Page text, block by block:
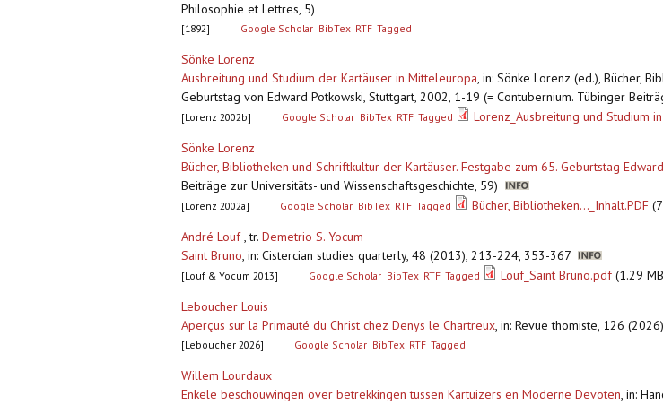
Philosophie et Lettres, 5)
[1892] Google Scholar BibTex RTF Tagged
Sönke Lorenz
Ausbreitung und Studium der Kartäuser in Mitteleuropa, in: Sönke Lorenz (ed.), Bücher,
Geburtstag von Edward Potkowski, Stuttgart, 2002, 1-19 (= Contubernium. Tübinger
[Lorenz 2002b] Google Scholar BibTex RTF Tagged Lorenz_Ausbreitung und Studium
Sönke Lorenz
Bücher, Bibliotheken und Schriftkultur der Kartäuser. Festgabe zum 65. Geburtstag
Beiträge zur Universitäts- und Wissenschaftsgeschichte, 59)
[Lorenz 2002a] Google Scholar BibTex RTF Tagged Bücher, Bibliotheken..._Inhalt.PDF
André Louf, tr. Demetrio S. Yocum
Saint Bruno, in: Cistercian studies quarterly, 48 (2013), 213-224, 353-367
[Louf & Yocum 2013] Google Scholar BibTex RTF Tagged Louf_Saint Bruno.pdf(1.29
Leboucher Louis
Aperçus sur la Primauté du Christ chez Denys le Chartreux, in: Revue thomiste, 126
[Leboucher 2026] Google Scholar BibTex RTF Tagged
Willem Lourdaux
Enkele beschouwingen over betrekkingen tussen Kartuizers en Moderne Devoten, in: